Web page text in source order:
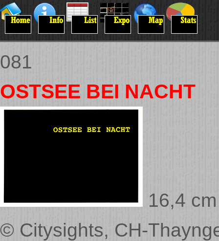
081
OSTSEE BEI NACHT
16,4
© Citysights, CH-